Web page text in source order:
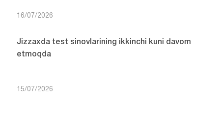
16/07/2026
Jizzaxda test sinovlarining ikkinchi kuni davom
etmoqda
15/07/2026